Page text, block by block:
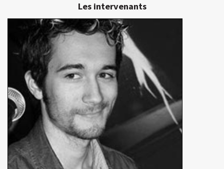
Les intervenants
Edouard Gabet
Réalisateur
En détails